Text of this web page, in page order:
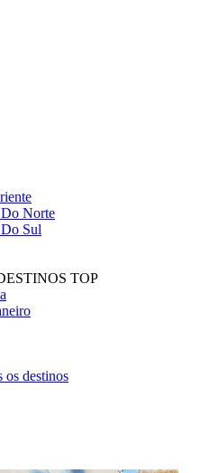
Norte
Sul
TOP
os destinos